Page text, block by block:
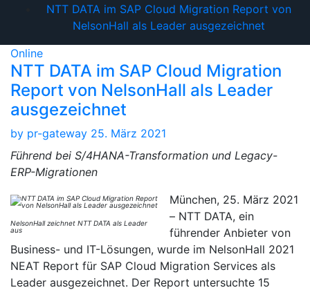
NTT DATA im SAP Cloud Migration Report von
NelsonHall als Leader ausgezeichnet
Online
NTT DATA im SAP Cloud Migration
Report von NelsonHall als Leader
ausgezeichnet
by pr-gateway 25. März 2021
Führend bei S/4HANA-Transformation und Legacy-
ERP-Migrationen
NelsonHall zeichnet NTT DATA als Leader
aus
München, 25. März 2021
– NTT DATA, ein
führender Anbieter von
Business- und IT-Lösungen, wurde im NelsonHall 2021
NEAT Report für SAP Cloud Migration Services als
Leader ausgezeichnet. Der Report untersuchte 15